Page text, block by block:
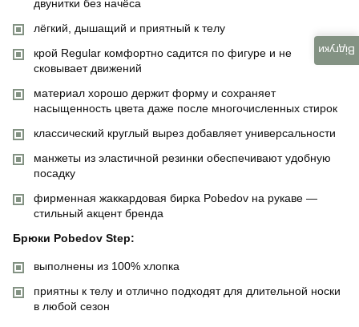
двунитки без начёса
лёгкий, дышащий и приятный к телу
крой Regular комфортно садится по фигуре и не
сковывает движений
материал хорошо держит форму и сохраняет
насыщенность цвета даже после многочисленных стирок
классический круглый вырез добавляет универсальности
манжеты из эластичной резинки обеспечивают удобную
посадку
фирменная жаккардовая бирка Pobedov на рукаве —
стильный акцент бренда
Брюки Pobedov Step:
выполнены из 100% хлопка
приятны к телу и отлично подходят для длительной носки
в любой сезон
Відгуки